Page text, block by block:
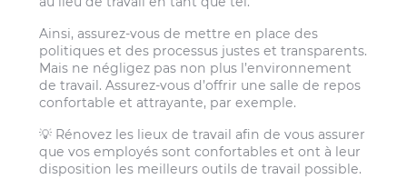
Ainsi, assurez-vous de mettre en place des
politiques et des processus justes et transparents.
Mais ne négligez pas non plus l’environnement
de travail. Assurez-vous d’offrir une salle de repos
confortable et attrayante, par exemple.
💡 Rénovez les lieux de travail afin de vous assurer
que vos employés sont confortables et ont à leur
disposition les meilleurs outils de travail possible.